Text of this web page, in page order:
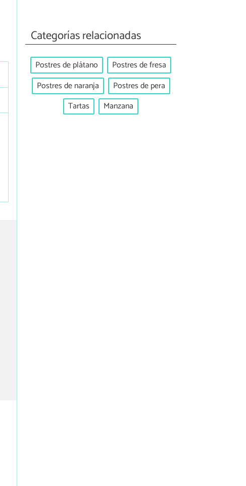
Categorías relacionadas
Postres de plátano
Postres de fresa
Postres de naranja
Postres de pera
Tartas
Manzana